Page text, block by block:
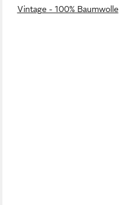
Vintage - 100% Baumwolle